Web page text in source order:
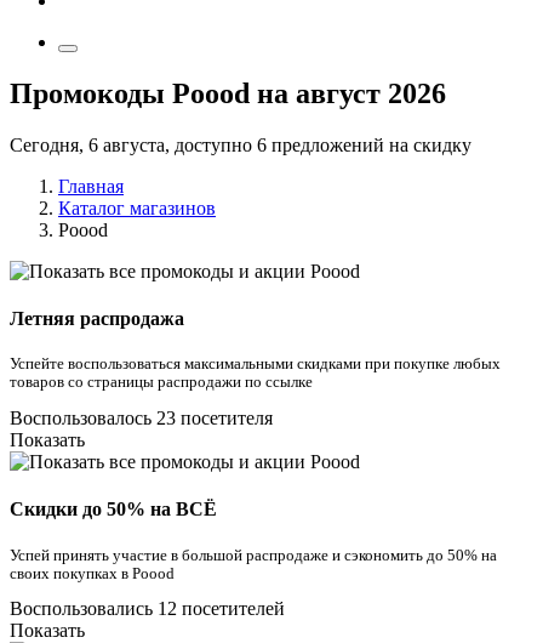
Промокоды Poood на август 2026
Сегодня, 6 августа, доступно 6 предложений на скидку
Главная
Каталог магазинов
Poood
Летняя распродажа
Успейте воспользоваться максимальными скидками при покупке любых
товаров со страницы распродажи по ссылке
Воспользовалось 23 посетителя
Показать
Скидки до 50% на ВСЁ
Успей принять участие в большой распродаже и сэкономить до 50% на
своих покупках в Poood
Воспользовались 12 посетителей
Показать